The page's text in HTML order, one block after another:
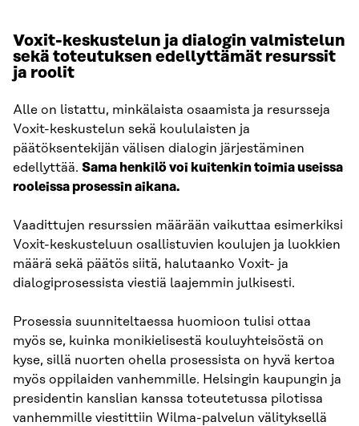
Voxit-keskustelun ja dialogin valmistelun
sekä toteutuksen edellyttämät resurssit
ja roolit
Alle on listattu, minkälaista osaamista ja resursseja
Voxit-keskustelun sekä koululaisten ja
päätöksentekijän välisen dialogin järjestäminen
edellyttää. Sama henkilö voi kuitenkin toimia useissa
rooleissa prosessin aikana.
Vaadittujen resurssien määrään vaikuttaa esimerkiksi
Voxit-keskusteluun osallistuvien koulujen ja luokkien
määrä sekä päätös siitä, halutaanko Voxit- ja
dialogiprosessista viestiä laajemmin julkisesti.
Prosessia suunniteltaessa huomioon tulisi ottaa
myös se, kuinka monikielisestä kouluyhteisöstä on
kyse, sillä nuorten ohella prosessista on hyvä kertoa
myös oppilaiden vanhemmille. Helsingin kaupungin ja
presidentin kanslian kanssa toteutetussa pilotissa
vanhemmille viestittiin Wilma-palvelun välityksellä